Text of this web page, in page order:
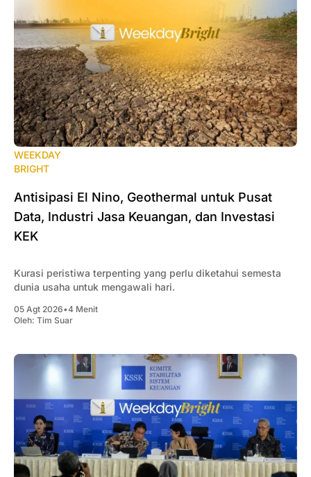
WEEKDAY
BRIGHT
Antisipasi El Nino, Geothermal untuk Pusat
Data, Industri Jasa Keuangan, dan Investasi
KEK
Kurasi peristiwa terpenting yang perlu diketahui semesta
dunia usaha untuk mengawali hari.
05 Agt 2026•4 Menit
Oleh: Tim Suar